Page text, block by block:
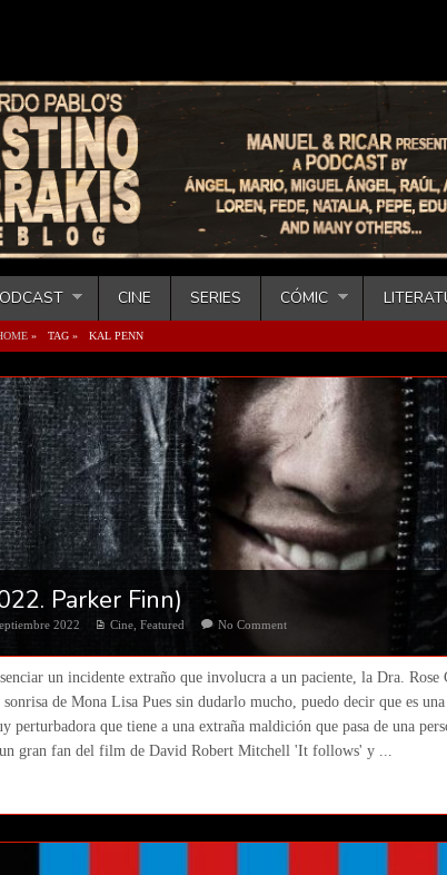
CINE SERIES CÓMIC
» TAG » KAL PENN
Parker Finn)
2022 Cine,Featured No Comment
un incidente extraño que involucra a un paciente, la Dra. Rose
de Mona Lisa Pues sin dudarlo mucho, puedo decir que es
perturbadora que tiene a una extraña maldición que pasa de una
gran fan del film de David Robert Mitchell 'It follows' y ...